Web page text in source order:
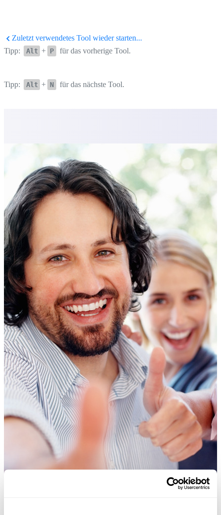
Zuletzt verwendetes Tool wieder starten...
Tipp:
Alt + P für das vorherige Tool.
Tipp: Alt + N für das nächste Tool.